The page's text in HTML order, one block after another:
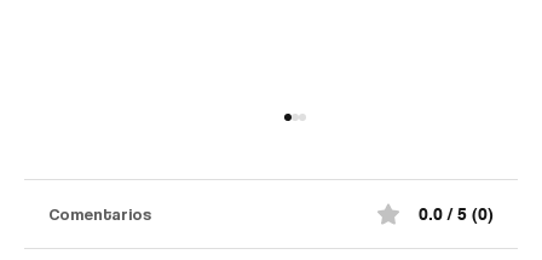
Comentarios 0.0 / 5 (0)